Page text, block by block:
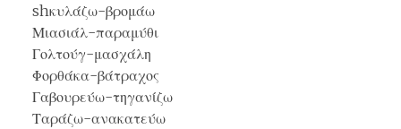
shκυλάζω-βρομάω
Μιασιάλ-παραμύθι
Γολτούγ-μασχάλη
Φορθάκα-βάτραχος
Γαβουρεύω-τηγανίζω
Ταράζω-ανακατεύω